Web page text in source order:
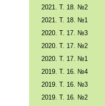
2021. Т. 18. №2
2021. Т. 18. №1
2020. Т. 17. №3
2020. Т. 17. №2
2020. Т. 17. №1
2019. Т. 16. №4
2019. Т. 16. №3
2019. Т. 16. №2